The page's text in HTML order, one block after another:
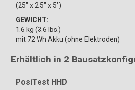
(25" x 2,5" x 5")
GEWICHT:
1.6 kg (3.6 lbs.)
mit 72 Wh Akku (ohne Elektroden)
Erhältlich in 2
PosiTest HHD